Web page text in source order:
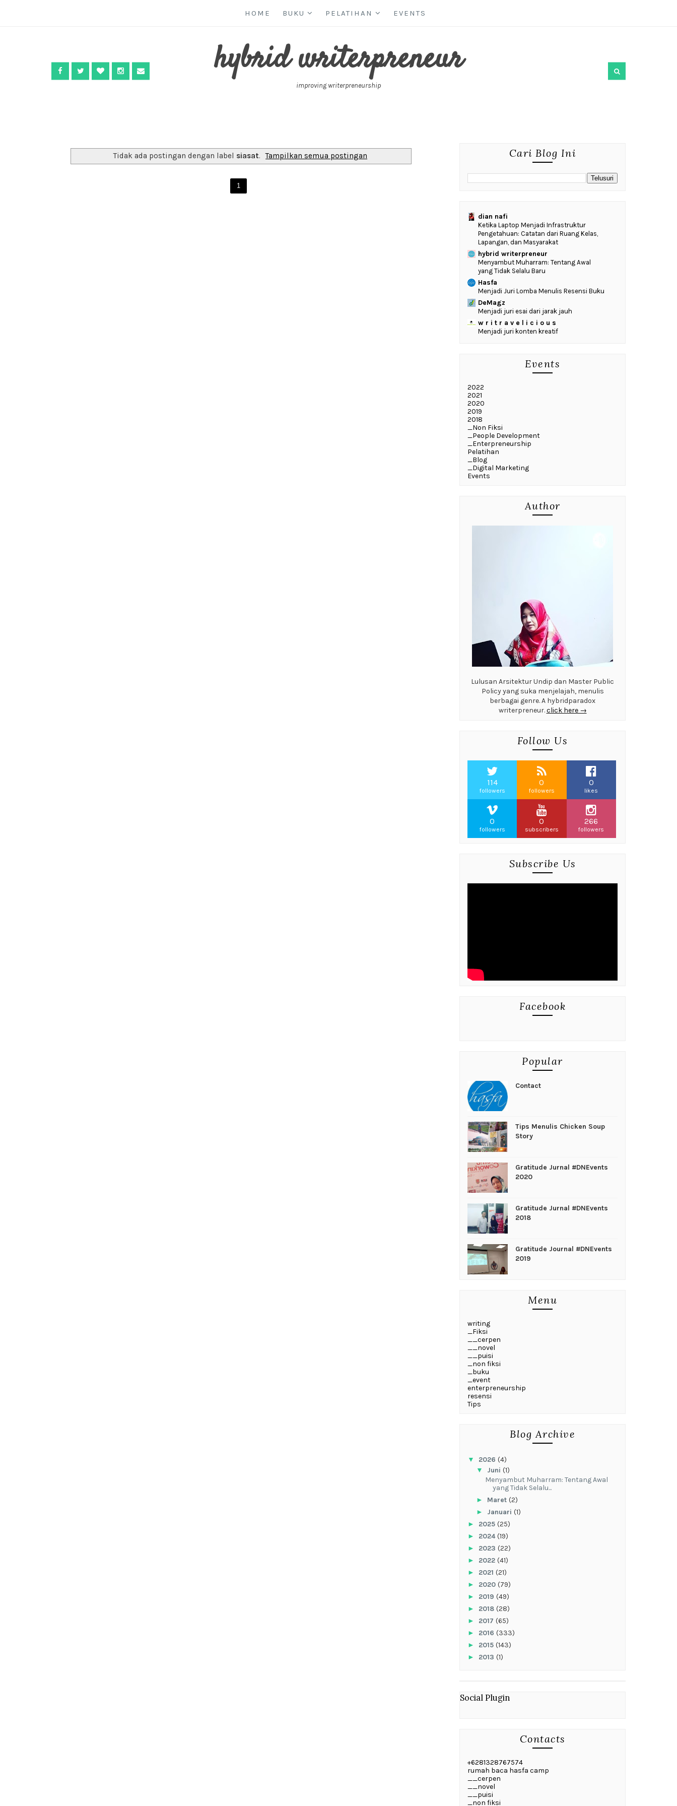
HOME BUKU PELATIHAN EVENTS
hybrid writerpreneur
improving writerpreneurship
Tidak ada postingan dengan label siasat. Tampilkan semua postingan
1
Cari Blog Ini
dian nafi
Ketika Laptop Menjadi Infrastruktur
Pengetahuan: Catatan dari Ruang Kelas,
Lapangan, dan Masyarakat
hybrid writerpreneur
Menyambut Muharram: Tentang Awal
yang Tidak Selalu Baru
Hasfa
Menjadi Juri Lomba Menulis Resensi Buku
DeMagz
Menjadi juri esai dari jarak jauh
w r i t r a v e l i c i o u s
Menjadi juri konten kreatif
Events
2022
2021
2020
2019
2018
_Non Fiksi
_People Development
_Enterpreneurship
Pelatihan
_Blog
_Digital Marketing
Events
Author
Lulusan Arsitektur Undip dan Master Public
Policy yang suka menjelajah, menulis
berbagai genre. A hybridparadox
writerpreneur.click here →
Follow Us
114
followers
0
followers
0
likes
0
followers
0
subscribers
266
followers
Subscribe Us
Facebook
Popular
Contact
Tips Menulis Chicken Soup
Story
Gratitude Jurnal #DNEvents
2020
Gratitude Jurnal #DNEvents
2018
Gratitude Journal #DNEvents
2019
Menu
writing
_Fiksi
__cerpen
__novel
__puisi
_non fiksi
_buku
_event
enterpreneurship
resensi
Tips
Blog Archive
▼ 2026 (4)
▼ Juni (1)
Menyambut Muharram: Tentang Awal
yang Tidak Selalu...
► Maret (2)
► Januari (1)
► 2025 (25)
► 2024(19)
► 2023 (22)
► 2022 (41)
► 2021 (21)
► 2020 (79)
► 2019 (49)
► 2018 (28)
► 2017 (65)
► 2016 (333)
► 2015 (143)
► 2013 (1)
Social Plugin
Contacts
+6281328767574
rumah baca hasfa camp
__cerpen
__novel
__puisi
_non fiksi